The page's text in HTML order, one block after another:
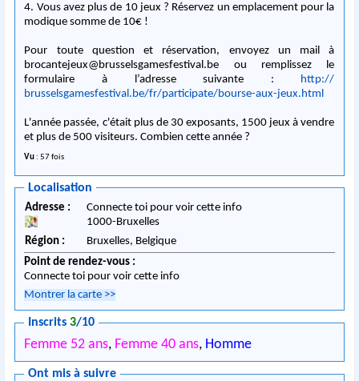
4. Vous avez plus de 10 jeux ? Réservez un emplacement pour la
modique somme de 10€ !
Pour toute question et réservation, envoyez un mail à
brocantejeux@brusselsgamesfestival.be ou remplissez le
formulaire à l’adresse suivante :
http://
brusselsgamesfestival.be/fr/participate/bourse-aux-jeux.html
L'année passée, c'était plus de 30 exposants, 1500 jeux à vendre
et plus de 500 visiteurs. Combien cette année ?
Vu : 57 fois
Localisation
Adresse :
Connecte toi pour voir cette info
1000-Bruxelles
Région :
Bruxelles, Belgique
Point de rendez-vous :
Connecte toi pour voir cette info
Montrer la carte >>
Inscrits3/10
Femme 52 ans, Femme 40 ans, Homme
Ont mis à suivre